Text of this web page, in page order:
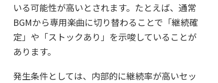
いる可能性が高いとされます。たとえば、通常
BGMから専用楽曲に切り替わることで「継続確
定」や「ストックあり」を示唆していることが
あります。
発生条件としては、内部的に継続率が高いセッ